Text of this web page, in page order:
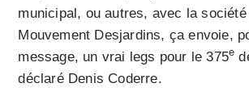
municipal, ou autres, avec la
Mouvement Desjardins, ça envoie,
message, un vrai legs pour le 375e
déclaré Denis Coderre.